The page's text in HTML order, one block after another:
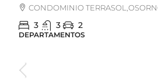
CONDOMINIO
3 3 2
DEPARTAMENTOS